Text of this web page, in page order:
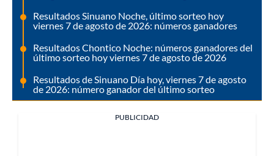
Resultados Sinuano Noche, último sorteo hoy
viernes 7 de agosto de 2026: números ganadores
Resultados Chontico Noche: números ganadores del
último sorteo hoy viernes 7 de agosto de 2026
Resultados de Sinuano Día hoy, viernes 7 de agosto
de 2026: número ganador del último sorteo
PUBLICIDAD